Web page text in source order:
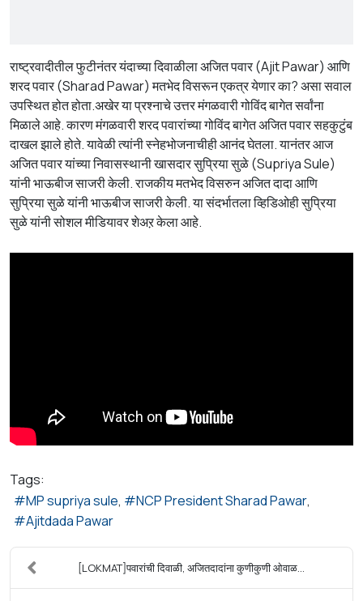
राष्ट्रवादीतील फुटीनंतर यंदाच्या दिवाळीला अजित पवार (Ajit Pawar) आणि
शरद पवार (Sharad Pawar) मतभेद विसरून एकत्र येणार का? असा सवाल
उपस्थित होत होता.अखेर या प्रश्नाचे उत्तर मंगळवारी गोविंद बागेत सर्वांना
मिळाले आहे. कारण मंगळवारी शरद पवारांच्या गोविंद बागेत अजित पवार सहकुटुंब
दाखल झाले होते. यावेळी त्यांनी स्नेहभोजनाचीही आनंद घेतला. यानंतर आज
अजित पवार यांच्या निवासस्थानी खासदार सुप्रिया सुळे (Supriya Sule)
यांनी भाऊबीज साजरी केली. राजकीय मतभेद विसरुन अजित दादा आणि
सुप्रिया सुळे यांनी भाऊबीज साजरी केली. या संदर्भातला व्हिडिओही सुप्रिया
सुळे यांनी सोशल मीडियावर शेअऱ केला आहे.
Tags:
MP supriya sule
NCP President Sharad Pawar
Ajitdada Pawar
[LOKMAT]पवारांची दिवाळी, अजितदादांना कुणीकुणी ओवाळ...